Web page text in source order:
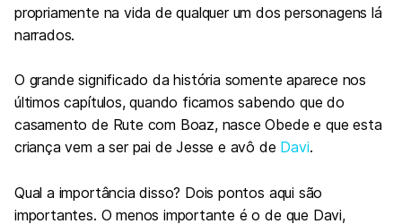
propriamente na vida de qualquer um dos personagens lá
narrados.
O grande significado da história somente aparece nos
últimos capítulos, quando ficamos sabendo que do
casamento de Rute com Boaz, nasce Obede e que esta
criança vem a ser pai de Jesse e avô de Davi.
Qual a importância disso? Dois pontos aqui são
importantes. O menos importante é o de que Davi,